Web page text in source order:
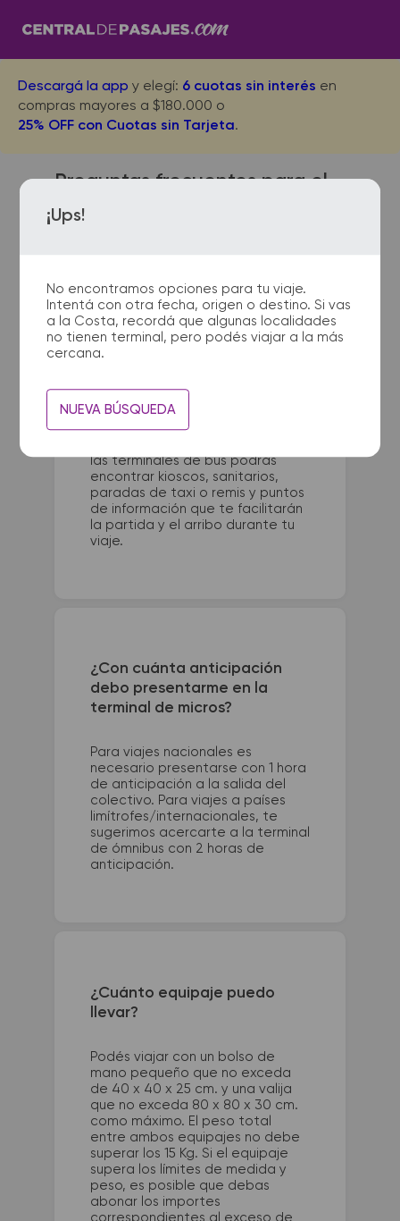
Descargá la app y elegí: 6 cuotas sin interés en
compras mayores a $180.000 o
25% OFF con Cuotas sin Tarjeta.
¡Ups!
No encontramos opciones para tu viaje.
Intentá con otra fecha, origen o destino. Si vas
a la Costa, recordá que algunas localidades
no tienen terminal, pero podés viajar a la más
cercana.
NUEVA BÚSQUEDA
Preguntas frecuentes para el
viaje desde Pigue a Necochea
¿Dónde quedan las
terminales de micro de Pigue
a Necochea?
queda ubicada en Terminal -
Avellaneda 401. La terminal de
colectivos de Necochea se
las terminales de bus podrás
encontrar kioscos, sanitarios,
paradas de taxi o remis y puntos
de información que te facilitarán
la partida y el arribo durante tu
viaje.
¿Con cuánta anticipación
debo presentarme en la
terminal de micros?
Para viajes nacionales es
necesario presentarse con 1 hora
de anticipación a la salida del
colectivo. Para viajes a países
limítrofes/internacionales, te
sugerimos acercarte a la terminal
de ómnibus con 2 horas de
anticipación.
¿Cuánto equipaje puedo
llevar?
Podés viajar con un bolso de
mano pequeño que no exceda
de 40 x 40 x 25 cm. y una valija
que no exceda 80 x 80 x 30 cm.
como máximo. El peso total
entre ambos equipajes no debe
superar los 15 Kg. Si el equipaje
supera los límites de medida y
peso, es posible que debas
abonar los importes
correspondientes al exceso de